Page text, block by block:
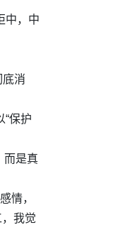
中，中
底消
“保护
而是真
情，
我觉